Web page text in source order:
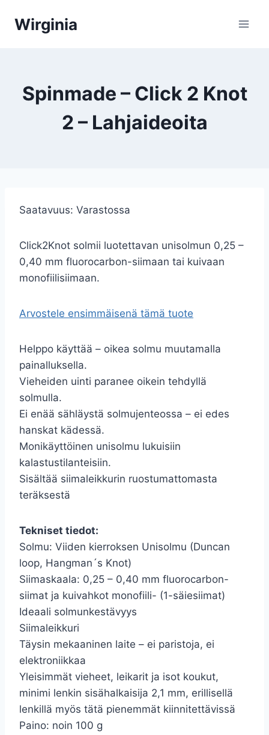
sisältöön
Wirginia
Spinmade – Click 2 Knot
2 – Lahjaideoita
Saatavuus: Varastossa
Click2Knot solmii luotettavan unisolmun 0,25 –
0,40 mm fluorocarbon-siimaan tai kuivaan
monofiilisiimaan.
Arvostele ensimmäisenä tämä tuote
Helppo käyttää – oikea solmu muutamalla
painalluksella.
Vieheiden uinti paranee oikein tehdyllä
solmulla.
Ei enää sähläystä solmujenteossa – ei edes
hanskat kädessä.
Monikäyttöinen unisolmu lukuisiin
kalastustilanteisiin.
Sisältää siimaleikkurin ruostumattomasta
teräksestä
Tekniset tiedot:
Solmu: Viiden kierroksen Unisolmu (Duncan
loop, Hangman´s Knot)
Siimaskaala: 0,25 – 0,40 mm fluorocarbon-
siimat ja kuivahkot monofiili- (1-säiesiimat)
Ideaali solmunkestävyys
Siimaleikkuri
Täysin mekaaninen laite – ei paristoja, ei
elektroniikkaa
Yleisimmät vieheet, leikarit ja isot koukut,
minimi lenkin sisähalkaisija 2,1 mm, erillisellä
lenkillä myös tätä pienemmät kiinnitettävissä
Paino: noin 100 g